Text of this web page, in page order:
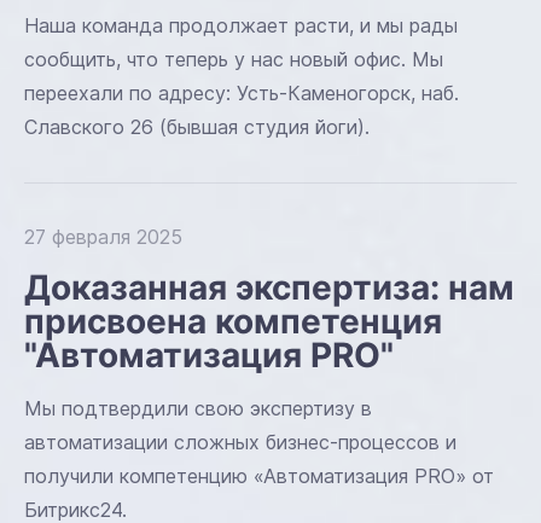
Наша команда продолжает расти, и мы рады
сообщить, что теперь у нас новый офис. Мы
переехали по адресу: Усть-Каменогорск, наб.
Славского 26 (бывшая студия йоги).
27 февраля 2025
Доказанная экспертиза: нам
присвоена компетенция
"Автоматизация PRO"
Мы подтвердили свою экспертизу в
автоматизации сложных бизнес-процессов и
получили компетенцию «Автоматизация PRO» от
Битрикс24.